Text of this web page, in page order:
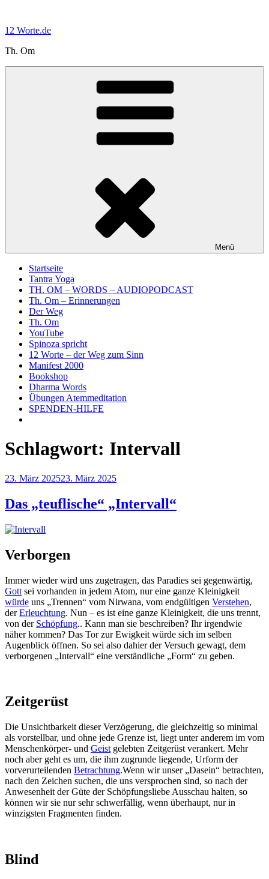
springen
12 Worte.de
Th. Om
Menü
Startseite
Tantra Yoga
TH. OM – WORDS – AUDIOPODCAST
Th. Om – Erinnerungen
Der Weg
Th. Om
YouTube
Spinoza spricht
12 Worte – der Weg zum Sinn
Manifest 2000
Bookshop
Dharma Words
Übungen Atemmeditation
SPENDEN-HILFE
Schlagwort: Intervall
Veröffentlicht
23. März 202523. März 2025
Das „teuflische“ „Intervall“
Verborgen
Immer wieder wird uns zugetragen, das Paradies sei gegenwärtig,
Gott sei vorhanden in jedem Atom, nur eine ganze Kleinigkeit
würde uns „Trennen“ vom Nirwana, vom endgültigen Verstehen,
derErleuchtung. Nun – es ist eine ganze Kleinigkeit, die uns trennt,
von der Schöpfung.. Kann man sie beschreiben? Ihr irgendwie
näher kommen? Das Tor zur Ewigkeit würde sich im selben
Augenblick öffnen. So sei also dahier der Versuch gewagt, dem
verborgenen „Intervall“ eine verständliche „Form“ zu geben.
Zeitgerüst
Die Unsichtbarkeit dieser Verzögerung, die gleichzeitig so minimal
als vorstellbar, und ohne jede Grenze ist, liegt unter anderem im vom
Menschenkörper- und Geist gelebten Zeitgerüst verankert. Mehr
noch aber geht es um, die ihm zugrunde liegende, Urform der
vorverurteilenden Betrachtung.Wenn wir unser „Dasein“ betrachten,
nach den Zeichen suchen, die uns versprochen sind, so nach der
Anwesenheit der Güte der Schöpfungsliebe Ausschau halten, so
können wir sie nur sehr schwerfällig, wenn überhaupt, nur in
winzigsten Fragmenten finden.
Blind